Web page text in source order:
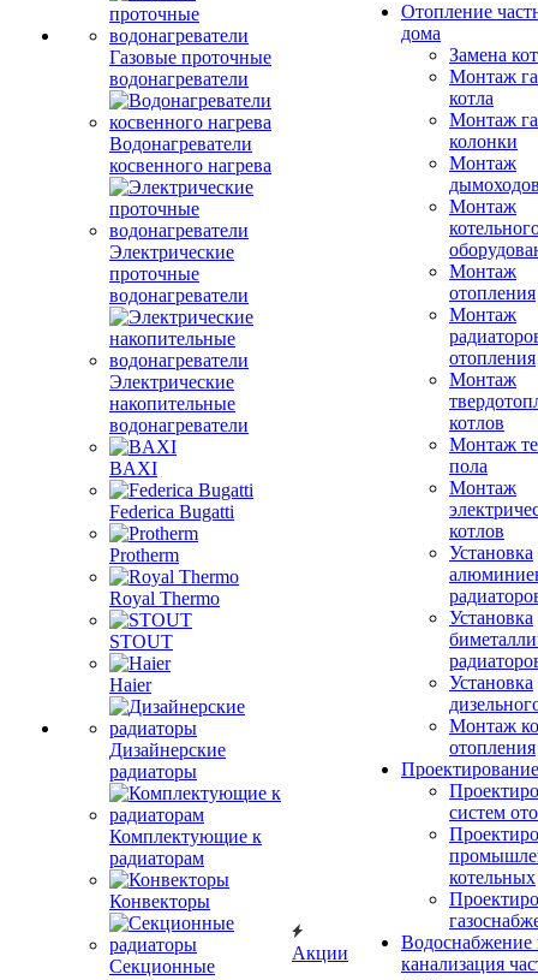
Газовые проточные
водонагреватели
Водонагреватели
косвенного нагрева
Электрические
проточные
водонагреватели
Электрические
накопительные
водонагреватели
BAXI
Federica Bugatti
Protherm
Royal Thermo
STOUT
Haier
Дизайнерские
радиаторы
Комплектующие к
радиаторам
Конвекторы
Секционные
Акции
Отопление
дома
Замена
Монтаж
котла
Монтаж
колонки
Монтаж
Монтаж
Монтаж
отопления
Монтаж
отопления
Монтаж
котлов
Монтаж
пола
Монтаж
котлов
Установка
Установка
Установка
Монтаж
отопления
Проектирование
систем
котельных
Водоснабжение
канализация